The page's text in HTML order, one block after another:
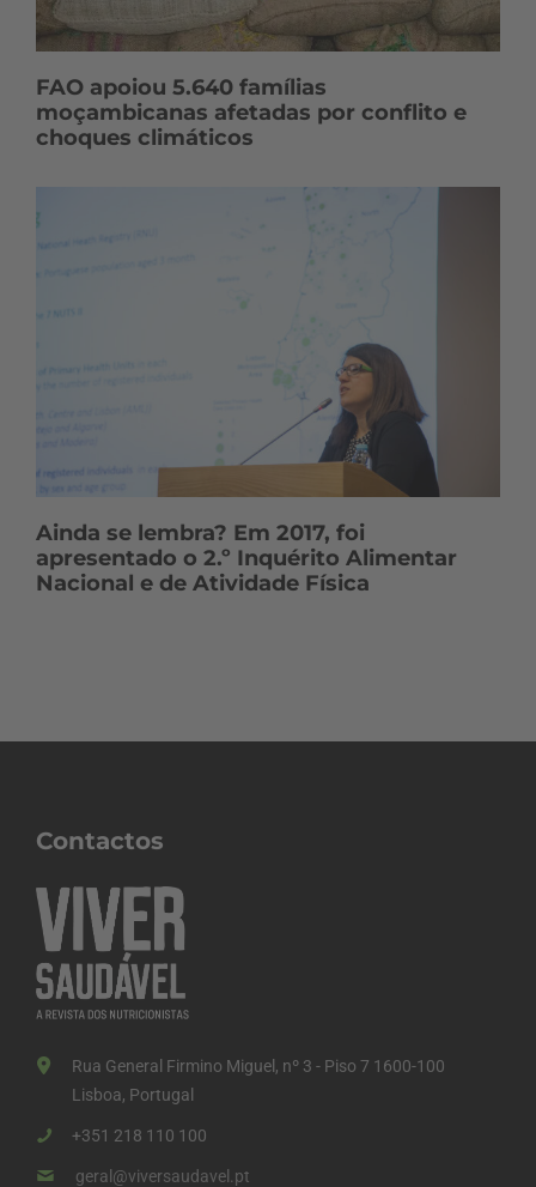
FAO apoiou 5.640 famílias
moçambicanas afetadas por conflito e
choques climáticos
Ainda se lembra? Em 2017, foi
apresentado o 2.º Inquérito Alimentar
Nacional e de Atividade Física
Contactos
Rua General Firmino Miguel, nº 3 - Piso 7 1600-100
Lisboa, Portugal
+351 218 110 100
geral@viversaudavel.pt